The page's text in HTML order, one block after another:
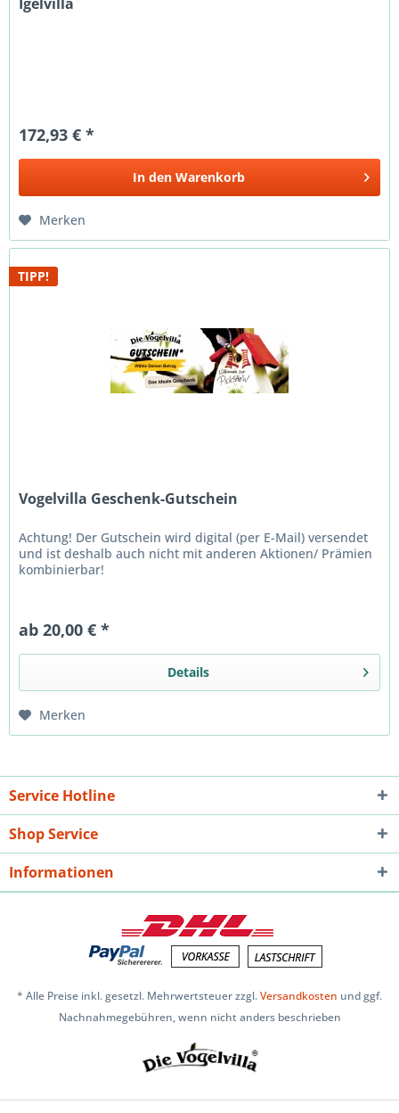
172,93 € *
In den Warenkorb
Merken
TIPP!
Vogelvilla Geschenk-Gutschein
Achtung! Der Gutschein wird digital (per E-Mail) versendet
und ist deshalb auch nicht mit anderen Aktionen/ Prämien
kombinierbar!
ab 20,00 € *
Details
Merken
Service Hotline
Shop Service
Informationen
* Alle Preise inkl. gesetzl. Mehrwertsteuer zzgl.Versandkosten und ggf.
Nachnahmegebühren, wenn nicht anders beschrieben